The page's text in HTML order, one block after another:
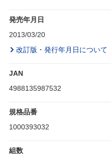
発売年月日
2013/03/20
改訂版・発行年月日について
JAN
4988135987532
規格品番
1000393032
組数